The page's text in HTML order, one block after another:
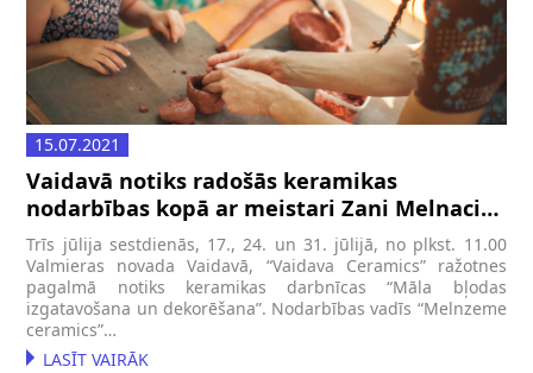
15.07.2021
Vaidavā notiks radošās keramikas
nodarbības kopā ar meistari Zani Melnaci-
Priednieci
Trīs jūlija sestdienās, 17., 24. un 31. jūlijā, no plkst. 11.00
Valmieras novada Vaidavā, “Vaidava Ceramics” ražotnes
pagalmā notiks keramikas darbnīcas “Māla bļodas
izgatavošana un dekorēšana”. Nodarbības vadīs “Melnzeme
ceramics”…
LASĪT VAIRĀK